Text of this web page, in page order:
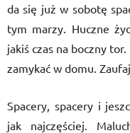
da się już w sobotę
tym marzy. Huczne
jakiś czas na boczny
zamykać w domu.
Spacery, spacery i
jak najczęściej.